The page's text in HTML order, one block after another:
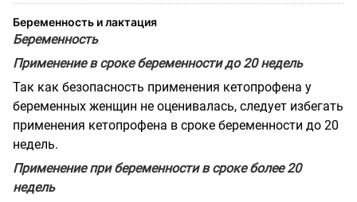
Беременность и лактация
Беременность
Применение в сроке беременности до 20 недель
Так как безопасность применения кетопрофена у
беременных женщин не оценивалась, следует избегать
применения кетопрофена в сроке беременности до 20
недель.
Применение при беременности в сроке более 20
недель